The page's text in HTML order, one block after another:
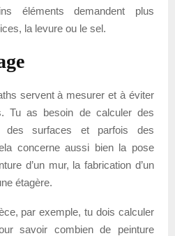
éléments demandent plus
la levure ou le sel.
servent à mesurer et à éviter
Tu as besoin de calculer des
des surfaces et parfois des
concerne aussi bien la pose
d’un mur, la fabrication d’un
étagère.
par exemple, tu dois calculer
savoir combien de peinture